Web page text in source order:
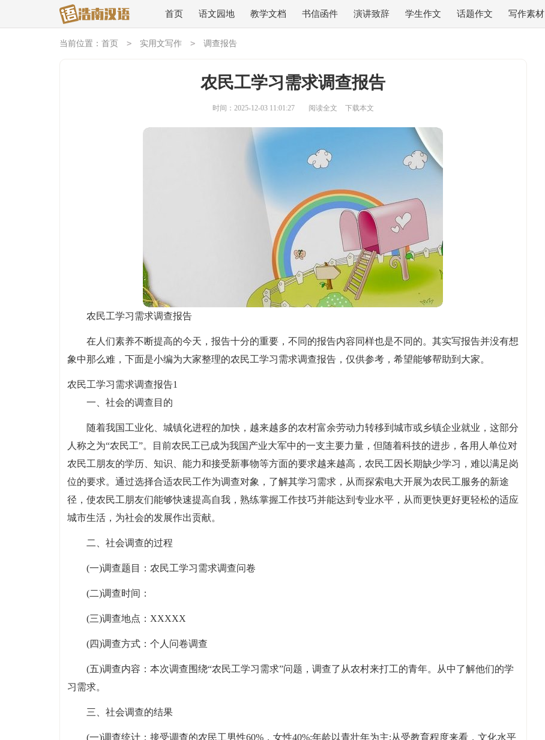
首页 语文园地 教学文档 书信函件 演讲致辞 学生作文 话题作文 写作素材
当前位置： 首页 > 实用文写作 > 调查报告
农民工学习需求调查报告
时间：2025-12-03 11:01:27 阅读全文 下载本文
农民工学习需求调查报告
在人们素养不断提高的今天，报告十分的重要，不同的报告内容同样也是不同的。其实写报告并没有想
象中那么难，下面是小编为大家整理的农民工学习需求调查报告，仅供参考，希望能够帮助到大家。
农民工学习需求调查报告1
一、社会的调查目的
随着我国工业化、城镇化进程的加快，越来越多的农村富余劳动力转移到城市或乡镇企业就业，这部分
人称之为“农民工”。目前农民工已成为我国产业大军中的一支主要力量，但随着科技的进步，各用人单位对
农民工朋友的学历、知识、能力和接受新事物等方面的要求越来越高，农民工因长期缺少学习，难以满足岗
位的要求。通过选择合适农民工作为调查对象，了解其学习需求，从而探索电大开展为农民工服务的新途
径，使农民工朋友们能够快速提高自我，熟练掌握工作技巧并能达到专业水平，从而更快更好更轻松的适应
城市生活，为社会的发展作出贡献。
二、社会调查的过程
(一)调查题目：农民工学习需求调查问卷
(二)调查时间：
(三)调查地点：XXXXX
(四)调查方式：个人问卷调查
(五)调查内容：本次调查围绕“农民工学习需求”问题，调查了从农村来打工的青年。从中了解他们的学
习需求。
三、社会调查的结果
(一)调查统计：接受调查的农民工男性60%，女性40%;年龄以青壮年为主;从受教育程度来看，文化水平